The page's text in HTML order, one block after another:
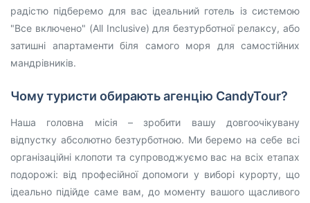
радістю підберемо для вас ідеальний готель із системою
"Все включено" (All Inclusive) для безтурботної релаксу, або
затишні апартаменти біля самого моря для самостійних
мандрівників.
Чому туристи обирають агенцію CandyTour?
Наша головна місія – зробити вашу довгоочікувану
відпустку абсолютно безтурботною. Ми беремо на себе всі
організаційні клопоти та супроводжуємо вас на всіх етапах
подорожі: від професійної допомоги у виборі курорту, що
ідеально підійде саме вам, до моменту вашого щасливого